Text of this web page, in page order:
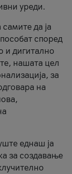
уреди.
да ја
според
и дигитално
нашата цел
за
на
еднаш ја
за создавање